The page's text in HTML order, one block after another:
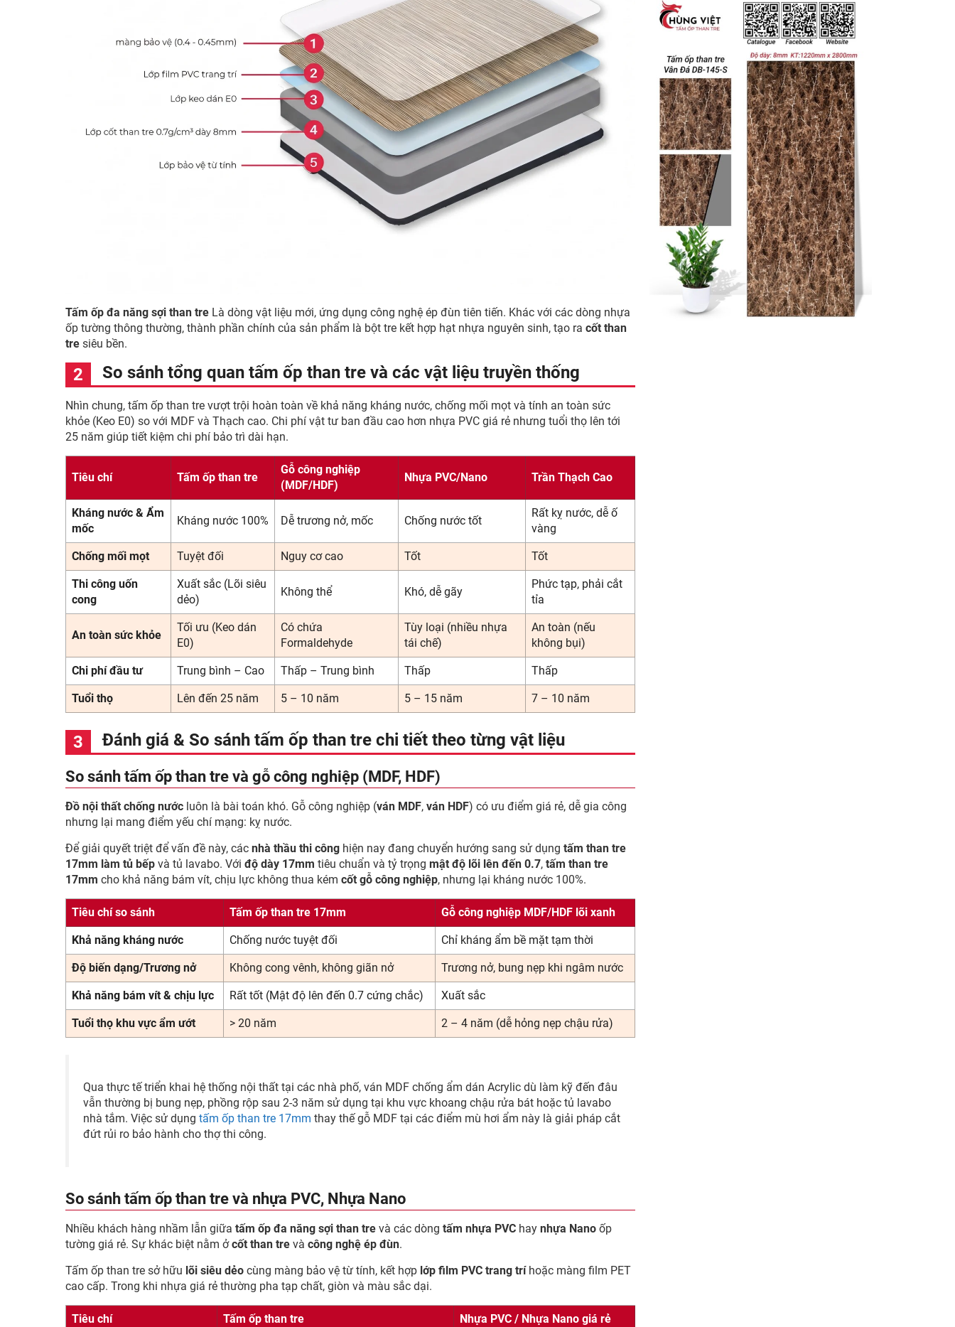
Tấm ốp đa năng sợi than tre Là dòng vật liệu mới, ứng dụng công nghệ ép đùn tiên tiến. Khác với các dòng nhựa
ốp tường thông thường, thành phần chính của sản phẩm là bột tre kết hợp hạt nhựa nguyên sinh, tạo ra cốt than
tre siêu bền.
So sánh tổng quan tấm ốp than tre và các vật liệu truyền thống
Nhìn chung, tấm ốp than tre vượt trội hoàn toàn về khả năng kháng nước, chống mối mọt và tính an toàn sức
khỏe (Keo E0) so với MDF và Thạch cao. Chi phí vật tư ban đầu cao hơn nhựa PVC giá rẻ nhưng tuổi thọ lên tới
25 năm giúp tiết kiệm chi phí bảo trì dài hạn.
Tiêu chí Tấm ốp than tre
Gỗ công nghiệp
(MDF/HDF)
Nhựa PVC/Nano Trần Thạch Cao
Kháng nước & Ẩm
mốc
Kháng nước 100% Dễ trương nở, mốc Chống nước tốt
Rất kỵ nước, dễ ố
vàng
Chống mối mọt Tuyệt đối Nguy cơ cao Tốt Tốt
Thi công uốn
cong
Xuất sắc (Lõi siêu
dẻo)
Không thể Khó, dễ gãy
Phức tạp, phải cắt
tỉa
An toàn sức khỏe
Tối ưu (Keo dán
E0)
Có chứa
Formaldehyde
Tùy loại (nhiều nhựa
tái chế)
An toàn (nếu
không bụi)
Chi phí đầu tư Trung bình – Cao Thấp – Trung bình Thấp Thấp
Tuổi thọ Lên đến 25 năm 5 – 10 năm 5 – 15 năm 7 – 10 năm
Đánh giá & So sánh tấm ốp than tre chi tiết theo từng vật liệu
So sánh tấm ốp than tre và gỗ công nghiệp (MDF, HDF)
Đồ nội thất chống nước luôn là bài toán khó. Gỗ công nghiệp (ván MDF, ván HDF) có ưu điểm giá rẻ, dễ gia công
nhưng lại mang điểm yếu chí mạng: kỵ nước.
Để giải quyết triệt để vấn đề này, các nhà thầu thi công hiện nay đang chuyển hướng sang sử dụng tấm than tre
17mm làm tủ bếp và tủ lavabo. Với độ dày 17mm tiêu chuẩn và tỷ trọng mật độ lõi lên đến 0.7, tấm than tre
17mm cho khả năng bám vít, chịu lực không thua kém cốt gỗ công nghiệp, nhưng lại kháng nước 100%.
Tiêu chí so sánh Tấm ốp than tre 17mm Gỗ công nghiệp MDF/HDF lõi xanh
Khả năng kháng nước Chống nước tuyệt đối Chỉ kháng ẩm bề mặt tạm thời
Độ biến dạng/Trương nở Không cong vênh, không giãn nở Trương nở, bung nẹp khi ngâm nước
Khả năng bám vít & chịu lực Rất tốt (Mật độ lên đến 0.7 cứng chắc) Xuất sắc
Tuổi thọ khu vực ẩm ướt > 20 năm 2 – 4 năm (dễ hỏng nẹp chậu rửa)
Qua thực tế triển khai hệ thống nội thất tại các nhà phố, ván MDF chống ẩm dán Acrylic dù làm kỹ đến đâu
vẫn thường bị bung nẹp, phồng rộp sau 2-3 năm sử dụng tại khu vực khoang chậu rửa bát hoặc tủ lavabo
nhà tắm. Việc sử dụng tấm ốp than tre 17mm thay thế gỗ MDF tại các điểm mù hơi ẩm này là giải pháp cắt
đứt rủi ro bảo hành cho thợ thi công.
So sánh tấm ốp than tre và nhựa PVC, Nhựa Nano
Nhiều khách hàng nhầm lẫn giữa tấm ốp đa năng sợi than tre và các dòng tấm nhựa PVC hay nhựa Nano ốp
tường giá rẻ. Sự khác biệt nằm ởcốt than tre và công nghệ ép đùn.
Tấm ốp than tre sở hữu lõi siêu dẻo cùng màng bảo vệ từ tính, kết hợp lớp film PVC trang tríhoặc màng film PET
cao cấp. Trong khi nhựa giá rẻ thường pha tạp chất, giòn và màu sắc dại.
Tiêu chí Tấm ốp than tre Nhựa PVC / Nhựa Nano giá rẻ